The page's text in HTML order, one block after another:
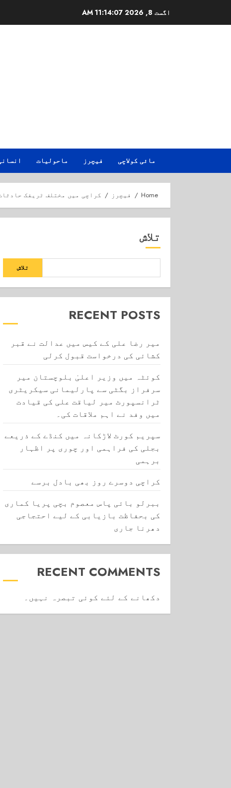
اگست 8, 2026 11:14:08 AM
مائی کولاچی فیچرز ماحولیات
Home فیچرز کراچی میں مختلف ٹریفک
تلاش
تلاش
RECENT POSTS
میر رضا علی کے کیس میں عدالت نے قبر
کشائی کی درخواست قبول کرلی
کوئٹہ میں وزیر اعلیٰ بلوچستان میر
سرفراز بگٹی سے پارلیمانی سیکریٹری
ٹرانسپورٹ میر لیاقت علی کی قیادت
میں وفد نے اہم ملاقات کی۔
سپریم کورٹ لاڑکانہ میں کنڈے کے ذریعے
بجلی کی فراہمی اور چوری پر اظہار
برہمی
کراچی دوسرے روز بھی بادل برسے
ببرلو بائی پاس معصوم بچی پریا کماری
کی بحفاظت بازیابی کے لیے احتجاجی
دھرنا جاری
RECENT COMMENTS
دکھانے کے لئے کوئی تبصرہ نہیں۔